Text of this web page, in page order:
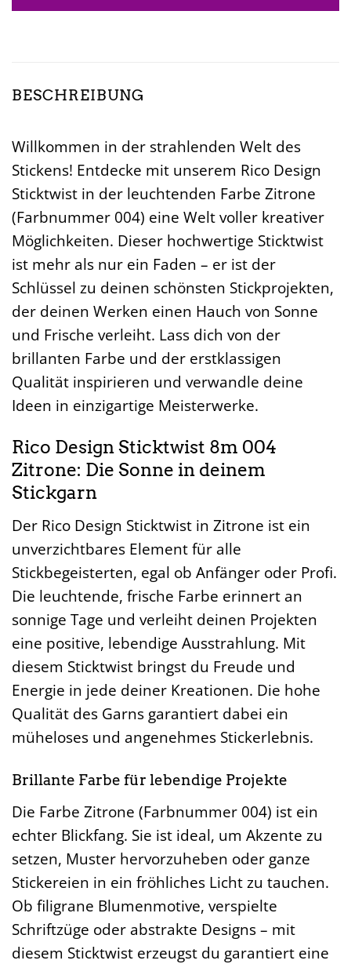
BESCHREIBUNG
Willkommen in der strahlenden Welt des
Stickens! Entdecke mit unserem Rico Design
Sticktwist in der leuchtenden Farbe Zitrone
(Farbnummer 004) eine Welt voller kreativer
Möglichkeiten. Dieser hochwertige Sticktwist
ist mehr als nur ein Faden – er ist der
Schlüssel zu deinen schönsten Stickprojekten,
der deinen Werken einen Hauch von Sonne
und Frische verleiht. Lass dich von der
brillanten Farbe und der erstklassigen
Qualität inspirieren und verwandle deine
Ideen in einzigartige Meisterwerke.
Rico Design Sticktwist 8m 004
Zitrone: Die Sonne in deinem
Stickgarn
Der Rico Design Sticktwist in Zitrone ist ein
unverzichtbares Element für alle
Stickbegeisterten, egal ob Anfänger oder Profi.
Die leuchtende, frische Farbe erinnert an
sonnige Tage und verleiht deinen Projekten
eine positive, lebendige Ausstrahlung. Mit
diesem Sticktwist bringst du Freude und
Energie in jede deiner Kreationen. Die hohe
Qualität des Garns garantiert dabei ein
müheloses und angenehmes Stickerlebnis.
Brillante Farbe für lebendige Projekte
Die Farbe Zitrone (Farbnummer 004) ist ein
echter Blickfang. Sie ist ideal, um Akzente zu
setzen, Muster hervorzuheben oder ganze
Stickereien in ein fröhliches Licht zu tauchen.
Ob filigrane Blumenmotive, verspielte
Schriftzüge oder abstrakte Designs – mit
diesem Sticktwist erzeugst du garantiert eine